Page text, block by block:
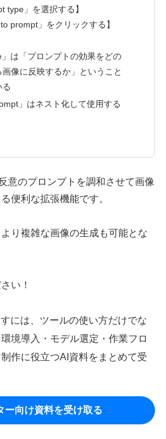
type」を選択する】
prompt」をクリックする】
」は「プロンプトの効果をどの
像に反映するか」ということ
」はネスト化して使用する
意のプロンプトを調和させて画像
便利な拡張機能です。
り複雑な画像の生成も可能とな
い！
には、ツールの使い方だけでな
境導入・モデル選定・作業フロ
作に役立つAI資料をまとめて受
ー向け資料を受け取る